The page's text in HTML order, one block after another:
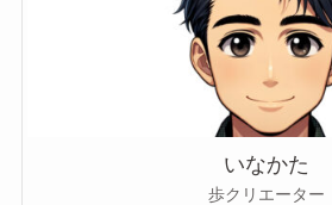
いなかた
歩クリエーター